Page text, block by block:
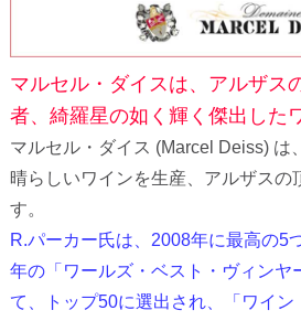
マルセル・ダイスは、アルザス
者、綺羅星の如く輝く傑出した
マルセル・ダイス (Marcel Deiss) は
晴らしいワインを生産、アルザスの
す。
R.パーカー氏は、2008年に最高の5
年の「ワールズ・ベスト・ヴィンヤ
て、トップ50に選出され、「ワイン